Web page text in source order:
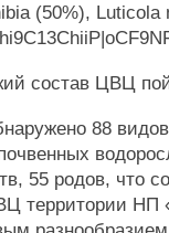
(50%), Luticola
состав ЦВЦ
88
55 родов, что
территории НП